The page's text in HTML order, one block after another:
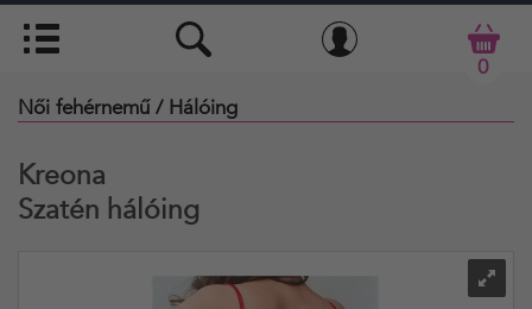
0
Női fehérnemű / Hálóing
Kreona
Szatén hálóing